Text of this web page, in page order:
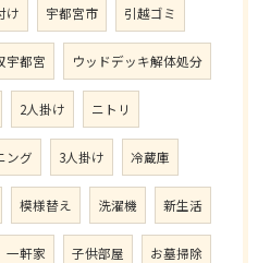
け 宇都宮市 引越ゴミ
宇都宮 ウッドデッキ解体処分
2人掛け ニトリ
ング 3人掛け 冷蔵庫
模様替え 洗濯機 新生活
一軒家 子供部屋 お墓掃除